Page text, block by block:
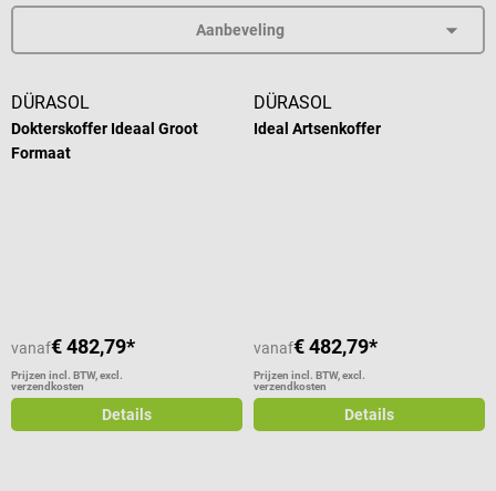
DÜRASOL
Dokterskoffer Ideaal Groot
Formaat
vanaf€ 482,79*
Prijzen incl. BTW, excl.
verzendkosten
Details
DÜRASOL
Ideal Artsenkoffer
vanaf€ 482,79*
Prijzen incl. BTW, excl.
verzendkosten
Details